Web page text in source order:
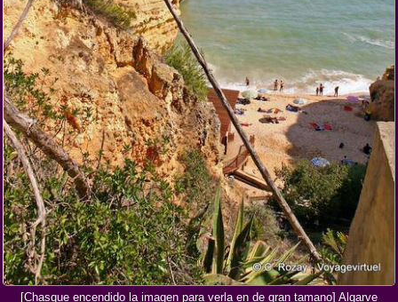
[Chasque encendido la imagen para verla en de gran tamano] Algarve